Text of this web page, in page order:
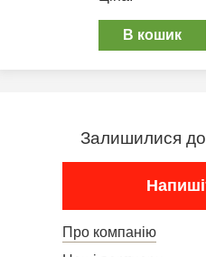
В кошик
Залишилися
Про компанію